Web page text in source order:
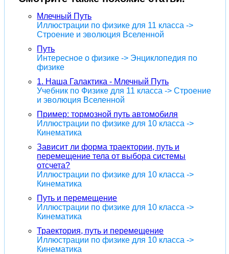
Млечный Путь
Иллюстрации по физике для 11 класса ->
Строение и эволюция Вселенной
Путь
Интересное о физике -> Энциклопедия по
физике
1. Наша Галактика - Млечный Путь
Учебник по Физике для 11 класса -> Строение
и эволюция Вселенной
Пример: тормозной путь автомобиля
Иллюстрации по физике для 10 класса ->
Кинематика
Зависит ли форма траектории, путь и
перемещение тела от выбора системы
отсчета?
Иллюстрации по физике для 10 класса ->
Кинематика
Путь и перемещение
Иллюстрации по физике для 10 класса ->
Кинематика
Траектория, путь и перемещение
Иллюстрации по физике для 10 класса ->
Кинематика